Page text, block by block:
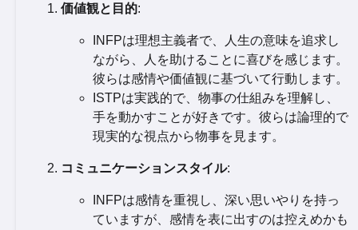
価値観と目的:
INFPは理想主義者で、人生の意味を追求し
ながら、人を助けることに喜びを感じます。
彼らは感情や価値観に基づいて行動します。
ISTPは実践的で、物事の仕組みを理解し、
手を動かすことが好きです。彼らは論理的で
現実的な視点から物事を見ます。
コミュニケーションスタイル:
INFPは感情を重視し、深い思いやりを持っ
ていますが、感情を表に出すのは控えめかも